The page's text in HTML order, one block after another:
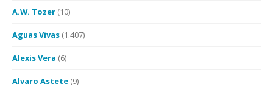
A.W. Tozer (10)
Aguas Vivas (1.407)
Alexis Vera (6)
Alvaro Astete (9)